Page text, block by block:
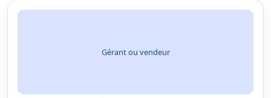
Gérant ou vendeur